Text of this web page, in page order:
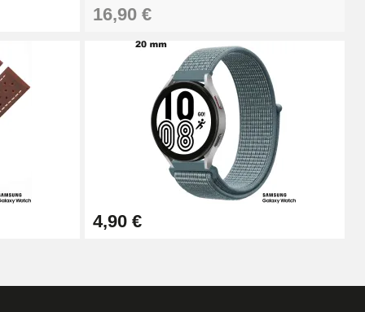
Ajouter au panier
Ajouter au panier
Ajouter au panier
16,90 €
4,90 €